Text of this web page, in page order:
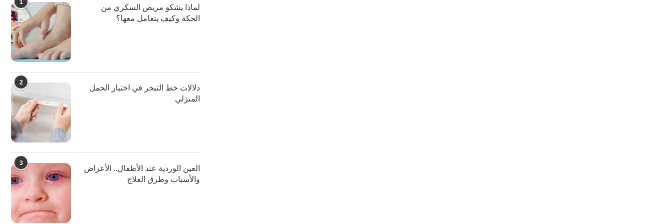
1
لماذا يشكو مريض السكري من
الحكة وكيف يتعامل معها؟
2
دلالات خط التبخر في اختبار الحمل
المنزلي
3
العين الوردية عند الأطفال.. الأعراض
والأسباب وطرق العلاج